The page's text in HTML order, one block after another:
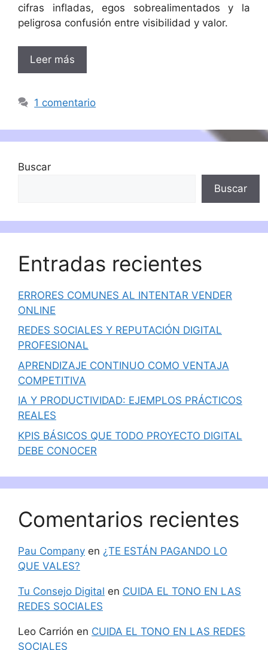
cifras infladas, egos sobrealimentados y la
peligrosa confusión entre visibilidad y valor.
Leer más
1 comentario
Buscar
Buscar
Entradas recientes
ERRORES COMUNES AL INTENTAR VENDER
ONLINE
REDES SOCIALES Y REPUTACIÓN DIGITAL
PROFESIONAL
APRENDIZAJE CONTINUO COMO VENTAJA
COMPETITIVA
IA Y PRODUCTIVIDAD: EJEMPLOS PRÁCTICOS
REALES
KPIS BÁSICOS QUE TODO PROYECTO DIGITAL
DEBE CONOCER
Comentarios recientes
Pau Company en ¿TE ESTÁN PAGANDO LO
QUE VALES?
Tu Consejo Digital en CUIDA EL TONO EN LAS
REDES SOCIALES
Leo Carrión en CUIDA EL TONO EN LAS REDES
SOCIALES